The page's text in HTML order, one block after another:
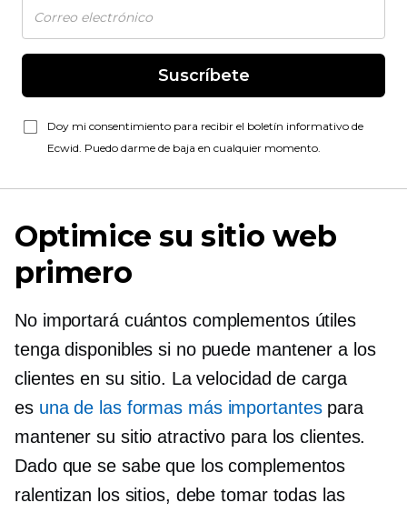
Suscríbete
Doy mi consentimiento para recibir el boletín informativo de
Ecwid. Puedo darme de baja en cualquier momento.
Optimice su sitio web
primero
No importará cuántos complementos útiles
tenga disponibles si no puede mantener a los
clientes en su sitio. La velocidad de carga
es una de las formas más importantespara
mantener su sitio atractivo para los clientes.
Dado que se sabe que los complementos
ralentizan los sitios, debe tomar todas las